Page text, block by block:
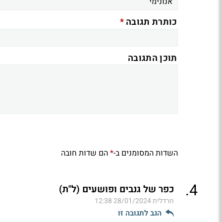
כותרת תגובה*
תוכן התגובה
השדות המסומנים ב-*הם שדות חובה
4
. כפר של גנבים ופושעים (ל"ת)
חרדלית28/01/2024 12:38
הגב לתגובה זו